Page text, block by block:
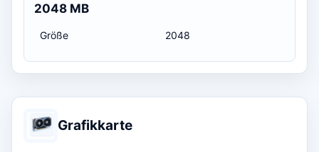
2048 MB
Größe 2048
Grafikkarte